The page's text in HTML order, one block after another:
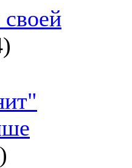
своей